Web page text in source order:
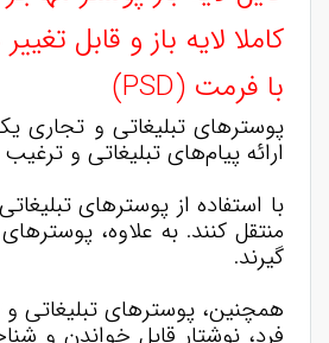
کاملا لایه باز و قابل
با فرمت (PSD)
پوسترهای تبلیغاتی و تجاری
ارائه پیام‌های تبلیغاتی و
با استفاده از پوسترهای
منتقل کنند. به علاوه،
گیرند.
همچنین، پوسترهای تبلیغاتی